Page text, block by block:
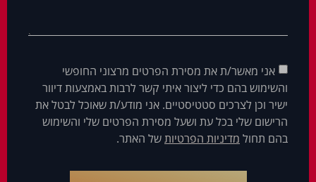
אני מאשר/ת את מסירת הפרטים מרצוני החופשי
והשימוש בהם כדי ליצור איתי קשר לרבות באמצעות דיוור
ישיר וכן לצרכים סטטיסטיים. אני מודע/ת שאוכל לבטל את
הרישום שלי בכל עת ושעל מסירת הפרטים שלי והשימוש
בהם תחול מדיניות הפרטיותשל האתר.